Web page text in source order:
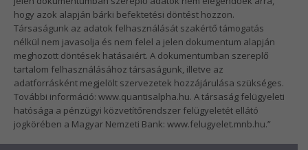
hogy azok alapján bárki befektetési döntést hozzon.
Társaságunk az adatok felhasználását szakértő támogatás
nélkül nem javasolja és nem felel a jelen dokumentum alapján
meghozott döntések hatásaiért. A dokumentumban szereplő
tartalom felhasználásához társaságunk, illetve az
adatforrásként megjelölt szervezetek hozzájárulása szükséges.
További információ: www.quantisalpha.hu. A társaság felügyeleti
hatósága a pénzügyi közvetítőrendszer felügyeletét ellátó
jogkörében a Magyar Nemzeti Bank: www.felugyelet.mnb.hu.”